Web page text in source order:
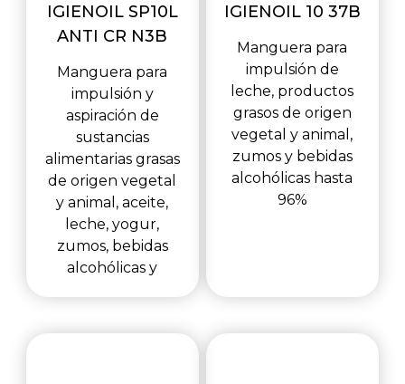
IGIENOIL SP10L
ANTI CR N3B
Manguera para
impulsión y
aspiración de
sustancias
alimentarias grasas
de origen vegetal
y animal, aceite,
leche, yogur,
zumos, bebidas
alcohólicas y
IGIENOIL 10 37B
Manguera para
impulsión de
leche, productos
grasos de origen
vegetal y animal,
zumos y bebidas
alcohólicas hasta
96%